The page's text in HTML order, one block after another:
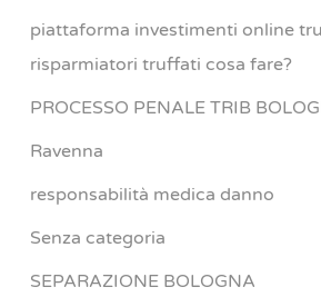
piattaforma investimenti online
risparmiatori truffati cosa fare?
PROCESSO PENALE TRIB
Ravenna
responsabilità medica danno
Senza categoria
SEPARAZIONE BOLOGNA